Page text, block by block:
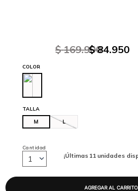
$ 169.900
$ 84.950
TALLA
M L
COLOR
¡Últimas 11 unidades
Cantidad
1